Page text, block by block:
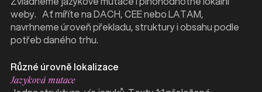
weby. Ať míříte na DACH, CEE nebo LATAM,
navrhneme úroveň překladu, struktury i obsahu podle
potřeb daného trhu.
Různé úrovně lokalizace
Jazyková mutace